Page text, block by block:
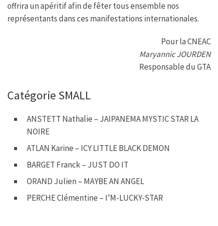
offrira un apéritif afin de fêter tous ensemble nos
représentants dans ces manifestations internationales.
Pour la CNEAC
Maryannic JOURDEN
Responsable du GTA
Catégorie SMALL
ANSTETT Nathalie – JAIPANEMA MYSTIC STAR LA
NOIRE
ATLAN Karine – ICY LITTLE BLACK DEMON
BARGET Franck – JUST DO IT
ORAND Julien – MAYBE AN ANGEL
PERCHE Clémentine – I’M-LUCKY-STAR